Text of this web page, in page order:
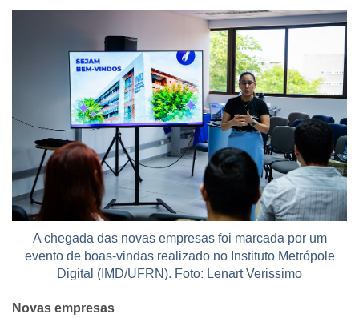
A chegada das novas empresas foi marcada por um
evento de boas-vindas realizado no Instituto Metrópole
Digital (IMD/UFRN). Foto: Lenart Verissimo
Novas empresas